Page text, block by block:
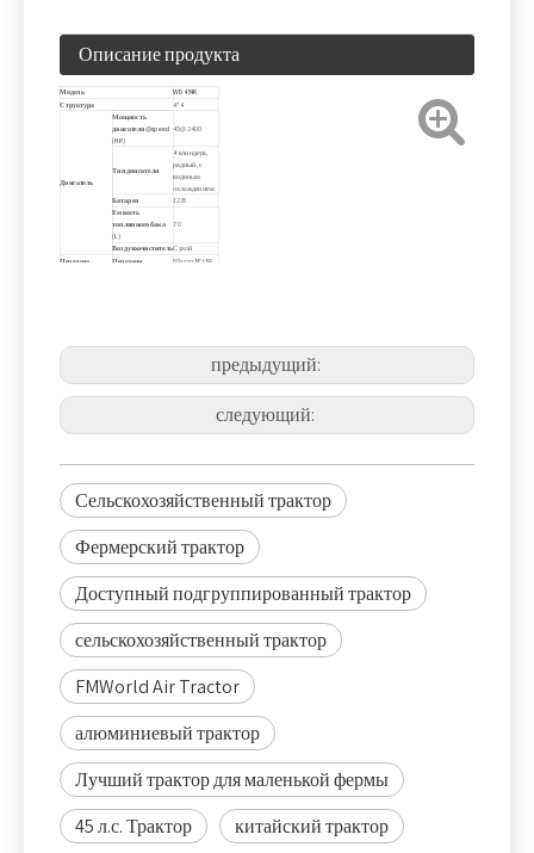
Описание продукта
Модель
WD454K
Структура
4*4
Двигатель
Мощность
двигателя@speed
(HP)
45@2400
Тип двигателя
4 клиндера,
рядный, с
водяным
охлаждением
Батарея
12 В
Емкость
топливного бака
(L)
70
ВоздухоочистительСухой
Передача
Передачи
Шаттл 8F+8R
Скорость PTO (об /
система
Категория I ипредыдущий:
следующий:
Сельскохозяйственный трактор
Фермерский трактор
Доступный подгруппированный трактор
сельскохозяйственный трактор
FMWorld Air Tractor
алюминиевый трактор
Лучший трактор для маленькой фермы
45 л.с. Трактор
китайский трактор